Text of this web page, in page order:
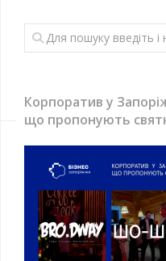
Корпоратив у
що пропонують